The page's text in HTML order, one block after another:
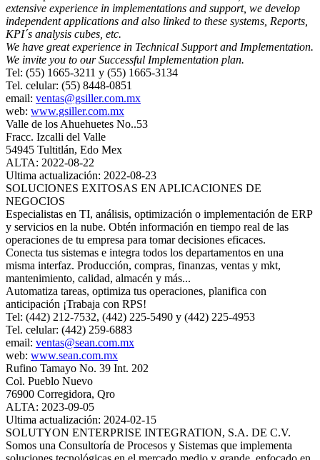
extensive experience in implementations and support, we develop
independent applications and also linked to these systems, Reports,
KPI´s analysis cubes, etc.
We have great experience in Technical Support and Implementation.
We invite you to our Successful Implementation plan.
Tel: (55) 1665-3211 y (55) 1665-3134
Tel. celular: (55) 8448-0851
email: ventas@gsiller.com.mx
web: www.gsiller.com.mx
Valle de los Ahuehuetes No..53
Fracc. Izcalli del Valle
54945 Tultitlán, Edo Mex
ALTA: 2022-08-22
Ultima actualización: 2022-08-23
SOLUCIONES EXITOSAS EN APLICACIONES DE
NEGOCIOS
Especialistas en TI, análisis, optimización o implementación de ERP
y servicios en la nube. Obtén información en tiempo real de las
operaciones de tu empresa para tomar decisiones eficaces.
Conecta tus sistemas e integra todos los departamentos en una
misma interfaz. Producción, compras, finanzas, ventas y mkt,
mantenimiento, calidad, almacén y más...
Automatiza tareas, optimiza tus operaciones, planifica con
anticipación ¡Trabaja con RPS!
Tel: (442) 212-7532, (442) 225-5490 y (442) 225-4953
Tel. celular: (442) 259-6883
email: ventas@sean.com.mx
web: www.sean.com.mx
Rufino Tamayo No. 39 Int. 202
Col. Pueblo Nuevo
76900 Corregidora, Qro
ALTA: 2023-09-05
Ultima actualización: 2024-02-15
SOLUTYON ENTERPRISE INTEGRATION, S.A. DE C.V.
Somos una Consultoría de Procesos y Sistemas que implementa